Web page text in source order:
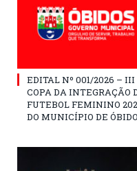
EDITAL Nº 001/2026 – III
COPA DA INTEGRAÇÃO
FUTEBOL FEMININO
DO MUNICÍPIO DE